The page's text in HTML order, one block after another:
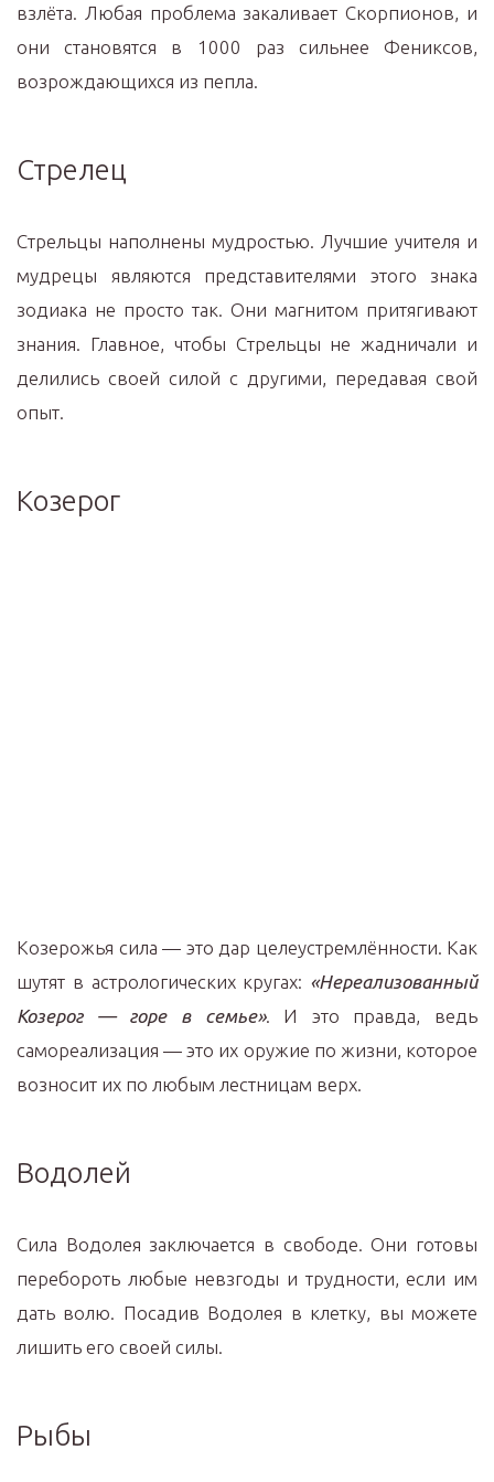
взлёта. Любая проблема закаливает Скорпионов, и
они становятся в 1000 раз сильнее Фениксов,
возрождающихся из пепла.
Стрелец
Стрельцы наполнены мудростью. Лучшие учителя и
мудрецы являются представителями этого знака
зодиака не просто так. Они магнитом притягивают
знания. Главное, чтобы Стрельцы не жадничали и
делились своей силой с другими, передавая свой
опыт.
Козерог
Козерожья сила — это дар целеустремлённости. Как
шутят в астрологических кругах: «Нереализованный
Козерог — горе в семье». И это правда, ведь
самореализация — это их оружие по жизни, которое
возносит их по любым лестницам верх.
Водолей
Сила Водолея заключается в свободе. Они готовы
перебороть любые невзгоды и трудности, если им
дать волю. Посадив Водолея в клетку, вы можете
лишить его своей силы.
Рыбы